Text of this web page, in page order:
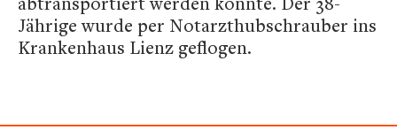
Jährige wurde per Notarzthubschrauber ins
Krankenhaus Lienz geflogen.